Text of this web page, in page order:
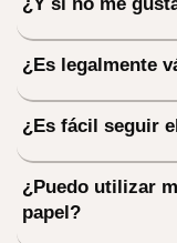
¿Es legalmente
¿Es fácil seguir
¿Puedo utilizar
papel?